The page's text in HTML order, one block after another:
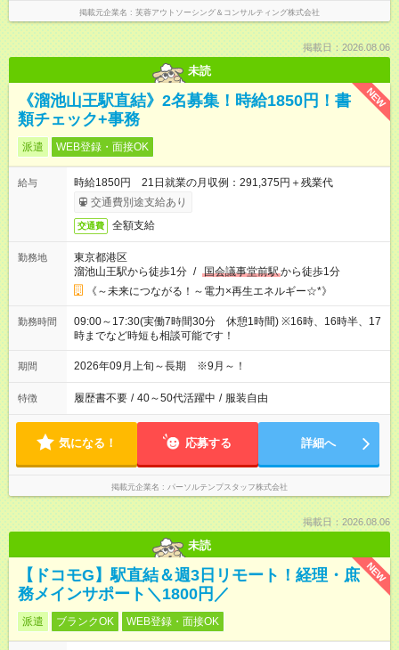
掲載元企業名 芙蓉アウトソーシング＆コンサルティング株式会社
掲載日：2026.08.06
未読
NEW
《溜池山王駅直結》2名募集！時給1850円！書
類チェック+事務
派遣 WEB登録・面接OK
給与
時給1850円 21日就業の月収例：291,375円＋残業代
交通費別途支給あり
交通費 全額支給
勤務地
東京都港区
溜池山王駅から徒歩1分 / 国会議事堂前駅から徒歩1分
《～未来につながる！～電力×再生エネルギー☆*》
勤務時間
09:00～17:30(実働7時間30分 休憩1時間) ※16時、16時半、17
時までなど時短も相談可能です！
期間 2026年09月上旬～長期 ※9月～！
特徴 履歴書不要 / 40～50代活躍中 / 服装自由
気になる！ 応募する 詳細へ
掲載元企業名 パーソルテンプスタッフ株式会社
掲載日：2026.08.06
未読
NEW
【ドコモG】駅直結＆週3日リモート！経理・庶
務メインサポート＼1800円／
派遣 ブランクOK WEB登録・面接OK